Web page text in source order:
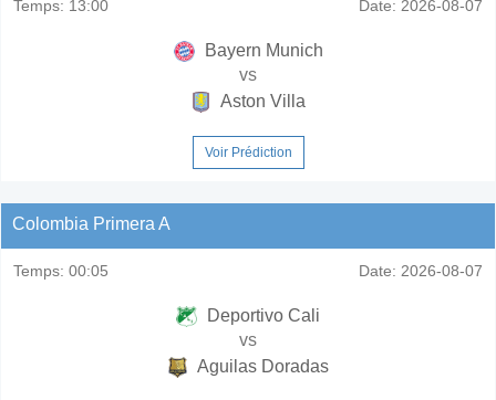
Temps: 13:00 Date: 2026-08-07
Bayern Munich
vs
Aston Villa
Voir Prédiction
Colombia Primera A
Temps: 00:05 Date: 2026-08-07
Deportivo Cali
vs
Aguilas Doradas